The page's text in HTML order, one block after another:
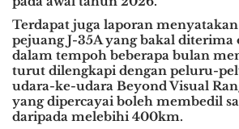
Terdapat juga laporan
pejuang J-35A yang bakal diterima
dalam tempoh beberapa bulan
turut dilengkapi dengan peluru-
udara-ke-udara Beyond Visual
yang dipercayai boleh membedil
daripada melebihi 400km.